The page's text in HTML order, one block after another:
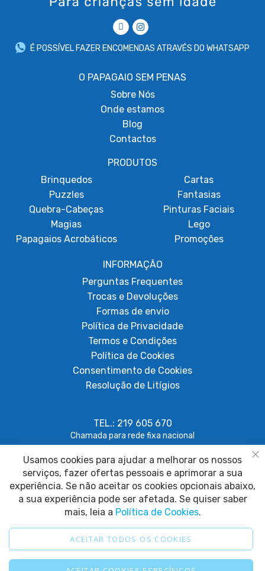
É POSSÍVEL FAZER ENCOMENDAS ATRAVÉS DO WHATSAPP
O PAPAGAIO SEM PENAS
Sobre Nós
Onde estamos
Blog
Contactos
PRODUTOS
Brinquedos
Puzzles
Quebra-Cabeças
Magias
Papagaios Acrobáticos
Cartas
Fantasias
Pinturas Faciais
Lego
Promoções
INFORMAÇÃO
Perguntas Frequentes
Trocas e Devoluções
Formas de envio
Política de Privacidade
Termos e Condições
Política de Cookies
Consentimento de Cookies
Resolução de Litígios
TEL.: 219 605 670
Chamada para rede fixa nacional
geral@papagaiosempenas.com
2025 © Papagaio sem Penas. Todos os direitos reservados.
Usamos cookies para ajudar a melhorar os nossos
serviços, fazer ofertas pessoais e aprimorar a sua
experiência. Se não aceitar os cookies opcionais abaixo,
a sua experiência pode ser afetada. Se quiser saber
mais, leia a Política de Cookies.
ACEITAR TODOS OS COOKIES